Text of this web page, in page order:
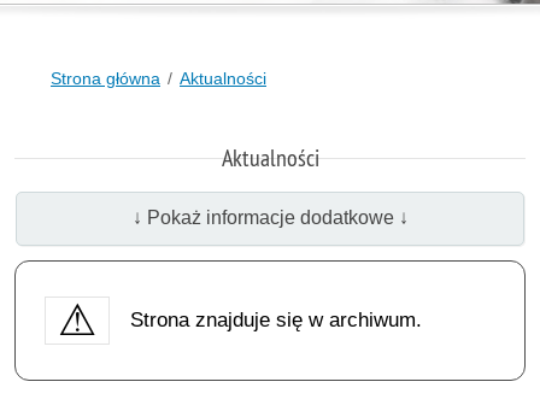
Strona główna Aktualności
Aktualności
↓ Pokaż informacje dodatkowe ↓
Strona znajduje się w archiwum.